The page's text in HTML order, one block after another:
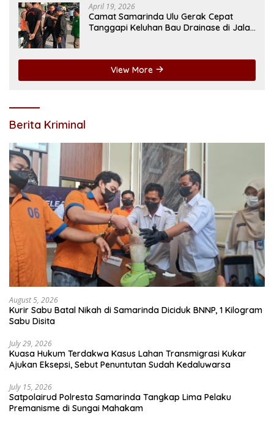
April 19, 2026
Camat Samarinda Ulu Gerak Cepat
Tanggapi Keluhan Bau Drainase di Jalan
View More
Berita Kriminal
August 5, 2026
Kurir Sabu Batal Nikah di Samarinda Diciduk BNNP, 1 Kilogram
Sabu Disita
July 29, 2026
Kuasa Hukum Terdakwa Kasus Lahan Transmigrasi Kukar
Ajukan Eksepsi, Sebut Penuntutan Sudah Kedaluwarsa
July 15, 2026
Satpolairud Polresta Samarinda Tangkap Lima Pelaku
Premanisme di Sungai Mahakam